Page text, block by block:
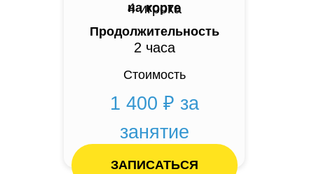
1 400 ₽ за
занятие
ЗАПИСАТЬСЯ
на корте
4 игрока
Продолжительность
2 часа
Стоимость